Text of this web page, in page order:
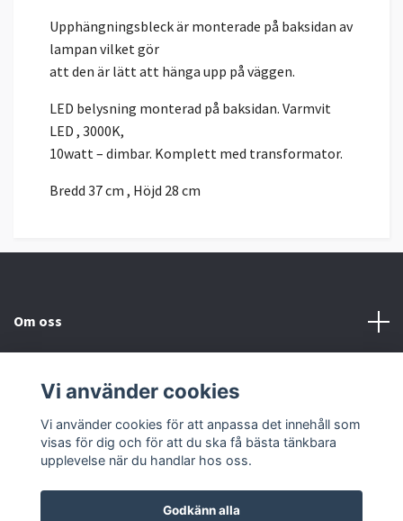
Upphängningsbleck är monterade på baksidan av
lampan vilket gör
att den är lätt att hänga upp på väggen.
LED belysning monterad på baksidan. Varmvit
LED , 3000K,
10watt – dimbar. Komplett med transformator.
Bredd 37 cm , Höjd 28 cm
Om oss
Sociala medier
Vi använder cookies
Vi använder cookies för att anpassa det innehåll som
visas för dig och för att du ska få bästa tänkbara
upplevelse när du handlar hos oss.
Godkänn alla